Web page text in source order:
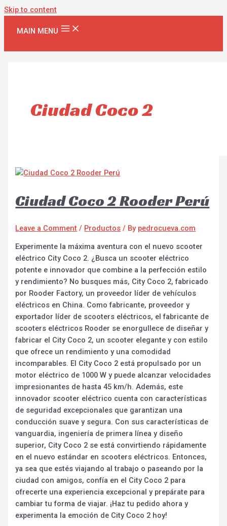
Skip to content
MAIN MENU
Ciudad Coco 2
Ciudad Coco 2 Rooder Perú
Leave a Comment / Productos / By pedrocueva.com
Experimente la máxima aventura con el nuevo scooter
eléctrico City Coco 2. ¿Busca un scooter eléctrico
potente e innovador que combine a la perfección estilo
y rendimiento? No busques más, City Coco 2, fabricado
por Rooder Factory, un proveedor líder de vehículos
eléctricos en China. Como fabricante, proveedor y
exportador líder de scooters eléctricos, el fabricante de
scooters eléctricos Rooder se enorgullece de diseñar y
fabricar el City Coco 2, un scooter elegante y con estilo
que ofrece un rendimiento y una comodidad
incomparables. El City Coco 2 está propulsado por un
motor eléctrico de 1000 W y puede alcanzar velocidades
impresionantes de hasta 45 km/h. Además, este
innovador scooter eléctrico cuenta con características
de seguridad excepcionales que garantizan una
conducción suave y segura. Con sus características de
vanguardia, ingeniería de primera línea y diseño
superior, City Coco 2 se está convirtiendo rápidamente
en el nuevo estándar en scooters eléctricos. Entonces,
ya sea que estés viajando al trabajo o paseando por la
ciudad con amigos, confía en el City Coco 2 para
ofrecerte una experiencia excepcional y prepárate para
cambiar tu forma de viajar. ¡Haz tu pedido ahora y
experimenta la emoción de City Coco 2 hoy!